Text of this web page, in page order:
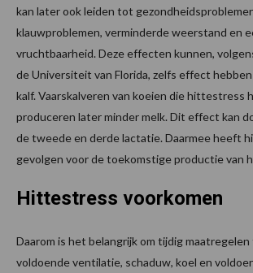
kan later ook leiden tot
klauwproblemen, verminderde weerstand en
vruchtbaarheid. Deze effecten kunnen,
de Universiteit van Florida, zelfs effect
kalf. Vaarskalveren van koeien die hittestress
produceren later minder melk. Dit effect kan
de tweede en derde lactatie. Daarmee heeft
gevolgen voor de toekomstige productie van
Hittestress voorkomen
Daarom is het belangrijk om tijdig maatregelen
voldoende ventilatie, schaduw, koel en